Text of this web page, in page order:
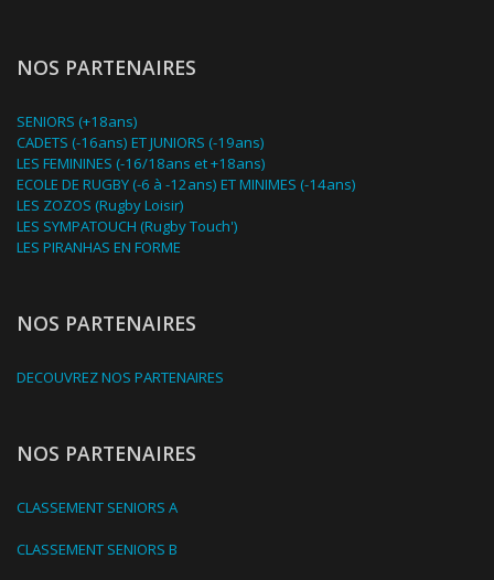
NOS PARTENAIRES
SENIORS (+18ans)
CADETS (-16ans) ET JUNIORS (-19ans)
LES FEMININES (-16/18ans et +18ans)
ECOLE DE RUGBY (-6 à -12ans) ET MINIMES (-14ans)
LES ZOZOS (Rugby Loisir)
LES SYMPATOUCH (Rugby Touch')
LES PIRANHAS EN FORME
NOS PARTENAIRES
DECOUVREZ NOS PARTENAIRES
NOS PARTENAIRES
CLASSEMENT SENIORS A
CLASSEMENT SENIORS B